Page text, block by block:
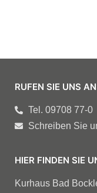
RUFEN SIE UNS
Tel. 09708 77-0
Schreiben Sie
HIER FINDEN SIE
Kurhaus Bad